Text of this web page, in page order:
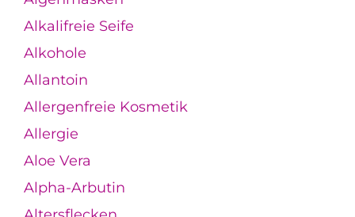
Alkalifreie Seife
Alkohole
Allantoin
Allergenfreie Kosmetik
Allergie
Aloe Vera
Alpha-Arbutin